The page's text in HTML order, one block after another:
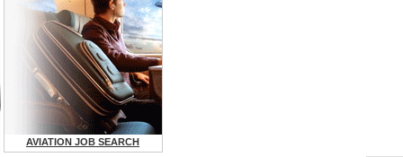
AVIATION JOB SEARCH